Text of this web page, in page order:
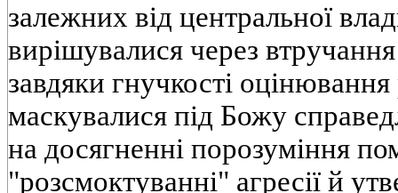
залежних від центральної
вирішувалися через
завдяки гнучкості оцінювання
маскувалися під Божу
на досягненні порозуміння
"розсмоктуванні" агресії й